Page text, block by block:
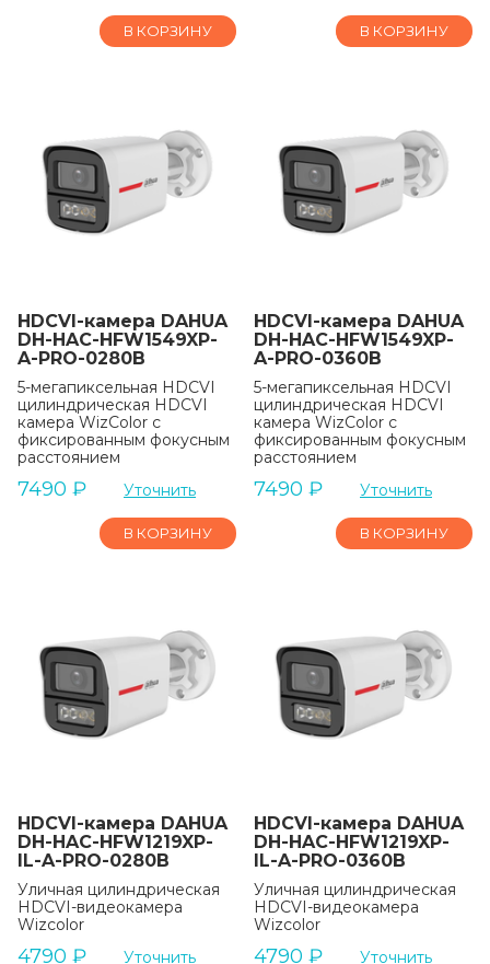
В КОРЗИНУ В КОРЗИНУ
HDCVI-камера DAHUA
DH-HAC-HFW1549XP-
A-PRO-0280B
5-мегапиксельная HDCVI
цилиндрическая HDCVI
камера WizColor с
фиксированным фокусным
расстоянием
7490 ₽ Уточнить
В КОРЗИНУ
HDCVI-камера DAHUA
DH-HAC-HFW1549XP-
A-PRO-0360B
5-мегапиксельная HDCVI
цилиндрическая HDCVI
камера WizColor с
фиксированным фокусным
расстоянием
7490 ₽ Уточнить
В КОРЗИНУ
HDCVI-камера DAHUA
DH-HAC-HFW1219XP-
IL-A-PRO-0280B
Уличная цилиндрическая
HDCVI-видеокамера
Wizcolor
4790 ₽ Уточнить
HDCVI-камера DAHUA
DH-HAC-HFW1219XP-
IL-A-PRO-0360B
Уличная цилиндрическая
HDCVI-видеокамера
Wizcolor
4790 ₽ Уточнить